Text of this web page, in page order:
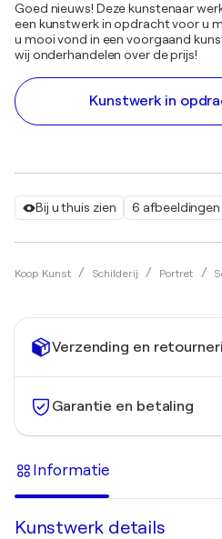
Bij u thuis zien 6 afbeeldingen
Koop Kunst Schilderij Portret
Goed nieuws! Deze kunstenaar
een kunstwerk in opdracht voor u
u mooi vond in een voorgaand
wij onderhandelen over de prijs!
Kunstwerk in
Verzending en
Garantie en betaling
Informatie
Kunstwerk details